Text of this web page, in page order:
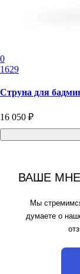
0
1629
Струна для
16 050 ₽
ВАШЕ
Мы
думаете о